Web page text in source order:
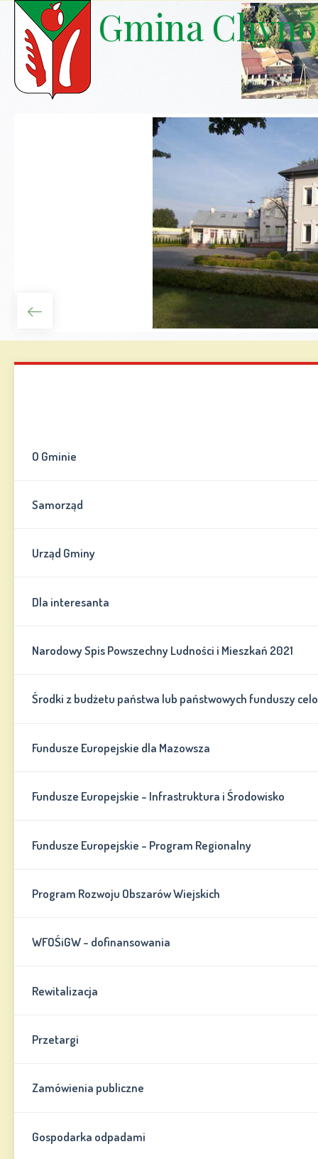
Gmina
O Gminie
Samorząd
Urząd Gminy
Dla interesanta
Narodowy Spis Powszechny Ludności i Mieszkań 2021
Środki z budżetu państwa lub państwowych funduszy
Fundusze Europejskie dla Mazowsza
Fundusze Europejskie - Infrastruktura i Środowisko
Fundusze Europejskie - Program Regionalny
Program Rozwoju Obszarów Wiejskich
WFOŚiGW - dofinansowania
Rewitalizacja
Przetargi
Zamówienia publiczne
Gospodarka odpadami